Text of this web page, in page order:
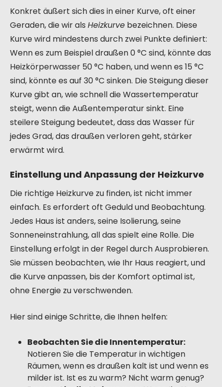
Konkret äußert sich dies in einer Kurve, oft einer
Geraden, die wir als Heizkurve bezeichnen. Diese
Kurve wird mindestens durch zwei Punkte definiert:
Wenn es zum Beispiel draußen 0 °C sind, könnte das
Heizkörperwasser 50 °C haben, und wenn es 15 °C
sind, könnte es auf 30 °C sinken. Die Steigung dieser
Kurve gibt an, wie schnell die Wassertemperatur
steigt, wenn die Außentemperatur sinkt. Eine
steilere Steigung bedeutet, dass das Wasser für
jedes Grad, das draußen verloren geht, stärker
erwärmt wird.
Einstellung und Anpassung der Heizkurve
Die richtige Heizkurve zu finden, ist nicht immer
einfach. Es erfordert oft Geduld und Beobachtung.
Jedes Haus ist anders, seine Isolierung, seine
Sonneneinstrahlung, all das spielt eine Rolle. Die
Einstellung erfolgt in der Regel durch Ausprobieren.
Sie müssen beobachten, wie Ihr Haus reagiert, und
die Kurve anpassen, bis der Komfort optimal ist,
ohne Energie zu verschwenden.
Hier sind einige Schritte, die Ihnen helfen:
Beobachten Sie die Innentemperatur:
Notieren Sie die Temperatur in wichtigen
Räumen, wenn es draußen kalt ist und wenn es
milder ist. Ist es zu warm? Nicht warm genug?